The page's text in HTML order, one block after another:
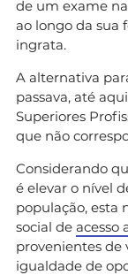
de um exame
ao longo da sua
ingrata.
A alternativa
passava, até
Superiores
que não
Considerando
é elevar o nível
população, esta
social de acesso
provenientes de
igualdade de